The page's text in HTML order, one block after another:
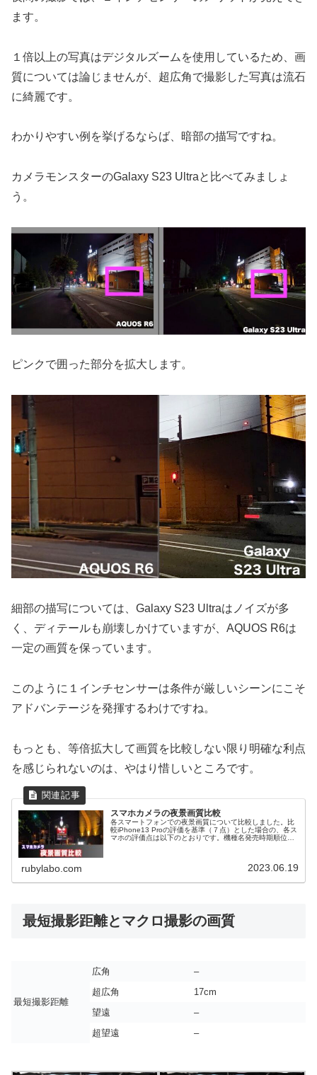
ます。
１倍以上の写真はデジタルズームを使用しているため、画
質については論じませんが、超広角で撮影した写真は流石
に綺麗です。
わかりやすい例を挙げるならば、暗部の描写ですね。
カメラモンスターのGalaxy S23 Ultraと比べてみましょ
う。
ピンクで囲った部分を拡大します。
細部の描写については、Galaxy S23 Ultraはノイズが多
く、ディテールも崩壊しかけていますが、AQUOS R6は
一定の画質を保っています。
このように１インチセンサーは条件が厳しいシーンにこそ
アドバンテージを発揮するわけですね。
もっとも、等倍拡大して画質を比較しない限り明確な利点
を感じられないのは、やはり惜しいところです。
スマホカメラの夜景画質比較
各スマートフォンでの夜景画質について比較しました。比
較iPhone13 Proの評価を基準（７点）とした場合の、各ス
マホの評価点は以下のとおりです。機種名発売時期順位評
rubylabo.com 2023.06.19
最短撮影距離とマクロ撮影の画質
最短撮影距離
広角
–
超広角
17cm
望遠
–
超望遠
–